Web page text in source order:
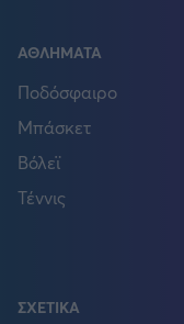
ΑΘΛΗΜΑΤΑ
Ποδόσφαιρο
Μπάσκετ
Βόλεϊ
Τέννις
ΣΧΕΤΙΚΑ